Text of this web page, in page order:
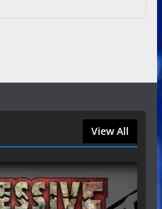
View All